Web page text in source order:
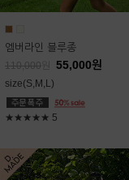
엠버라인 블루종
110,000 55,000원
size(S,M,L)
★★★★★ 5